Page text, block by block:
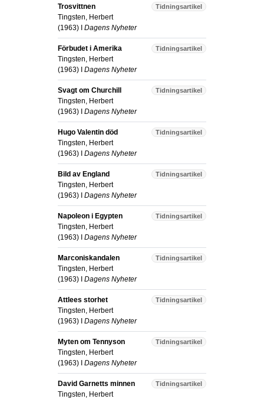
Tidningsartikel
Trosvittnen
Tingsten, Herbert
(1963) I Dagens Nyheter
Tidningsartikel
Förbudet i Amerika
Tingsten, Herbert
(1963) I Dagens Nyheter
Tidningsartikel
Svagt om Churchill
Tingsten, Herbert
(1963) I Dagens Nyheter
Tidningsartikel
Hugo Valentin död
Tingsten, Herbert
(1963) I Dagens Nyheter
Tidningsartikel
Bild av England
Tingsten, Herbert
(1963) I Dagens Nyheter
Tidningsartikel
Napoleon i Egypten
Tingsten, Herbert
(1963) I Dagens Nyheter
Tidningsartikel
Marconiskandalen
Tingsten, Herbert
(1963) I Dagens Nyheter
Tidningsartikel
Attlees storhet
Tingsten, Herbert
(1963) I Dagens Nyheter
Tidningsartikel
Myten om Tennyson
Tingsten, Herbert
(1963) I Dagens Nyheter
Tidningsartikel
David Garnetts minnen
Tingsten, Herbert